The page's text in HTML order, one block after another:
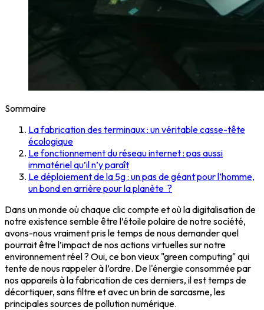
Sommaire
La fabrication des terminaux : un véritable casse-tête
écologique
Le fonctionnement du réseau internet : pas aussi
immatériel qu’il n’y paraît
Le déploiement de la 5g : un pas de géant pour l’homme,
un bond en arrière pour la planète ?
Dans un monde où chaque clic compte et où la digitalisation de
notre existence semble être l’étoile polaire de notre société,
avons-nous vraiment pris le temps de nous demander quel
pourrait être l’impact de nos actions virtuelles sur notre
environnement réel ? Oui, ce bon vieux "green computing" qui
tente de nous rappeler à l’ordre. De l'énergie consommée par
nos appareils à la fabrication de ces derniers, il est temps de
décortiquer, sans filtre et avec un brin de sarcasme, les
principales sources de pollution numérique.